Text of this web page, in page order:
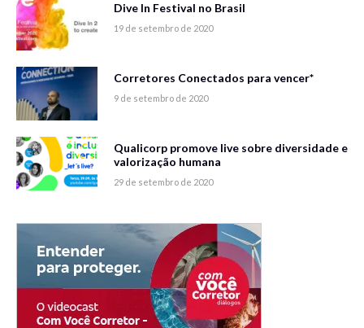
Dive In Festival no Brasil
19 de setembro de 2020
Corretores Conectados para vencer*
9 de setembro de 2020
Qualicorp promove live sobre diversidade e
valorização humana
29 de setembro de 2020